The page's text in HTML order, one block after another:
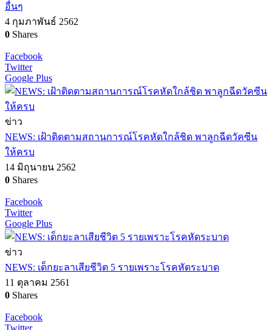
อื่นๆ
4 กุมภาพันธ์ 2562
0 Shares
Facebook
Twitter
Google Plus
ข่าว
NEWS: เฝ้าติดตามสถานการณ์โรคหัดใกล้ชิด พาลูกฉีดวัคซีน
ให้ครบ
14 มิถุนายน 2562
0 Shares
Facebook
Twitter
Google Plus
ข่าว
NEWS: เด็กยะลาเสียชีวิต 5 รายเพราะโรคหัดระบาด
11 ตุลาคม 2561
0 Shares
Facebook
Twitter